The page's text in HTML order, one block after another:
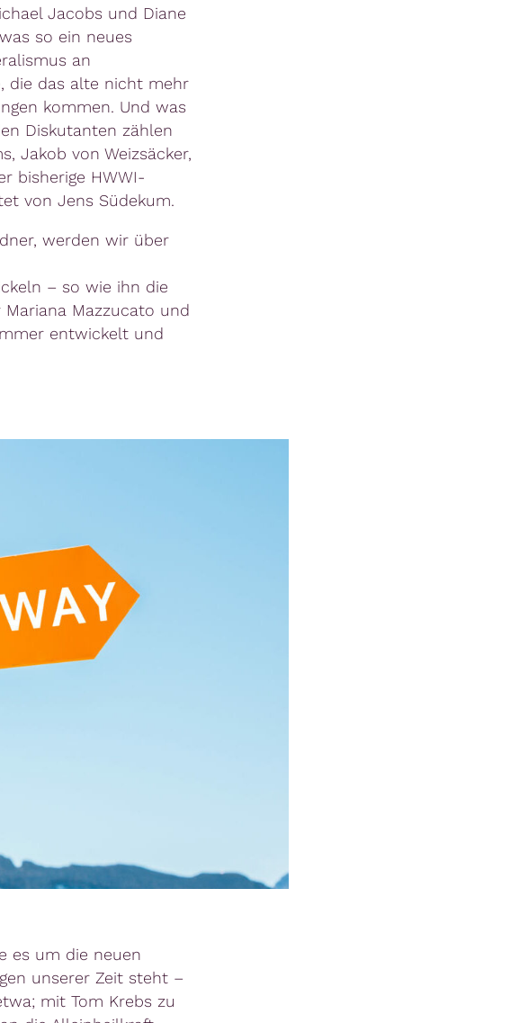
Jacobs und Diane
so ein neues
an
die das alte nicht mehr
kommen. Und was
Diskutanten zählen
Jakob von Weizsäcker,
bisherige HWWI-
von Jens Südekum.
werden wir über
– so wie ihn die
Mazzucato und
entwickelt und
es um die neuen
unserer Zeit steht –
mit Tom Krebs zu